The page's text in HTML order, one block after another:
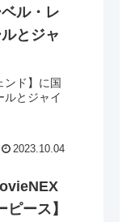
ル・レ
とジャ
ンド】に国
ルとジャイ
2023.10.04
ース】